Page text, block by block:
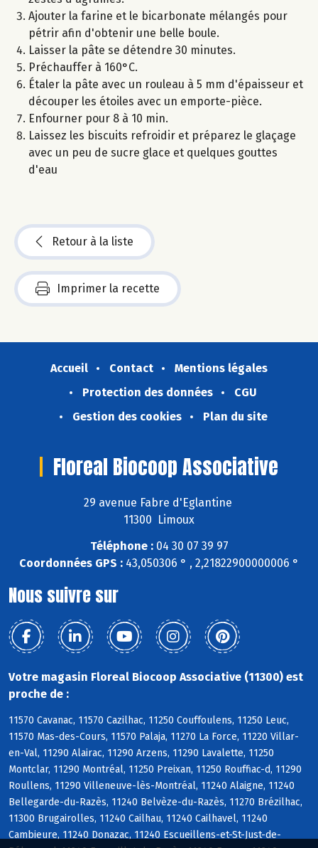
Ajouter la farine et le bicarbonate mélangés pour
pétrir afin d'obtenir une belle boule.
Laisser la pâte se détendre 30 minutes.
Préchauffer à 160°C.
Étaler la pâte avec un rouleau à 5 mm d'épaisseur et
découper les étoiles avec un emporte-pièce.
Enfourner pour 8 à 10 min.
Laissez les biscuits refroidir et préparez le glaçage
avec un peu de sucre glace et quelques gouttes
d'eau
Retour à la liste
Imprimer la recette
Accueil Contact
Mentions légales
Protection des données
CGU
Gestion des cookies
Plan du site
Floreal Biocoop Associative
29 avenue Fabre d'Eglantine
11300 Limoux
Téléphone :04 30 07 39 97
Coordonnées GPS : 43,050306 ° , 2,21822900000006 °
Nous suivre sur
Votre magasin Floreal Biocoop Associative (11300) est
proche de :
11570 Cavanac, 11570 Cazilhac, 11250 Couffoulens, 11250 Leuc,
11570 Mas-des-Cours, 11570 Palaja, 11270 La Force, 11220 Villar-
en-Val, 11290 Alairac, 11290 Arzens, 11290 Lavalette, 11250
Montclar, 11290 Montréal, 11250 Preixan, 11250 Rouffiac-d, 11290
Roullens, 11290 Villeneuve-lès-Montréal, 11240 Alaigne, 11240
Bellegarde-du-Razès, 11240 Belvèze-du-Razès, 11270 Brézilhac,
11300 Brugairolles, 11240 Cailhau, 11240 Cailhavel, 11240
Cambieure, 11240 Donazac, 11240 Escueillens-et-St-Just-de-